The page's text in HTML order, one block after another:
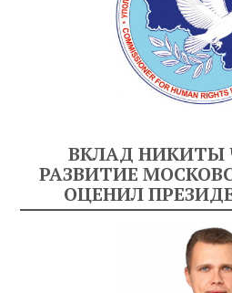
ВКЛАД НИКИТЫ
РАЗВИТИЕ
ОЦЕНИЛ